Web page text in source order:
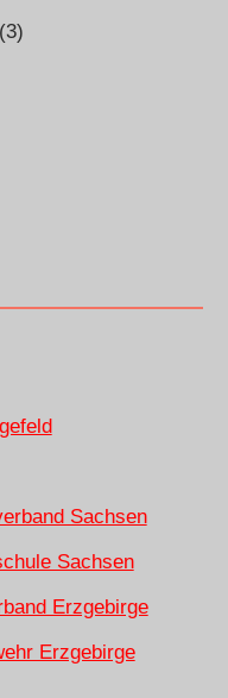
Sachsen
Sachsen
Erzgebirge
Erzgebirge